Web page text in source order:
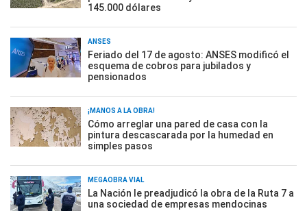
145.000 dólares
ANSES
Feriado del 17 de agosto: ANSES modificó el
esquema de cobros para jubilados y
pensionados
¡MANOS A LA OBRA!
Cómo arreglar una pared de casa con la
pintura descascarada por la humedad en
simples pasos
MEGAOBRA VIAL
La Nación le preadjudicó la obra de la Ruta 7 a
una sociedad de empresas mendocinas